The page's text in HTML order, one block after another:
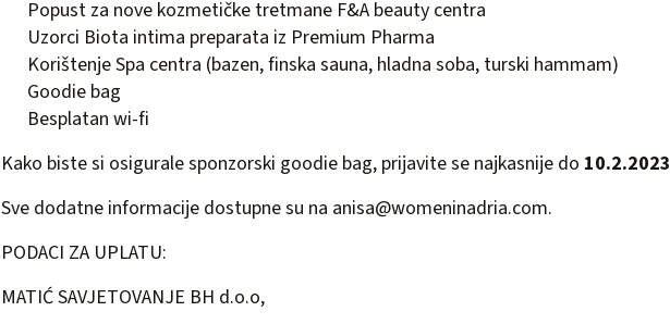
Popust za nove kozmetičke tretmane F&A beauty centra
Uzorci Biota intima preparata iz Premium Pharma
Korištenje Spa centra (bazen, finska sauna, hladna soba, turski hammam)
Goodie bag
Besplatan wi-fi
Kako biste si osigurale sponzorski goodie bag, prijavite se najkasnije do 10.2.2023
Sve dodatne informacije dostupne su na anisa@womeninadria.com.
PODACI ZA UPLATU:
MATIĆ SAVJETOVANJE BH d.o.o,